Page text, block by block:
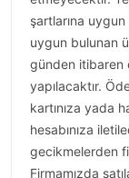
şartlarına
uygun bulunan
günden itibaren
yapılacaktır.
kartınıza yada
hesabınıza
gecikmelerden
Firmamızda